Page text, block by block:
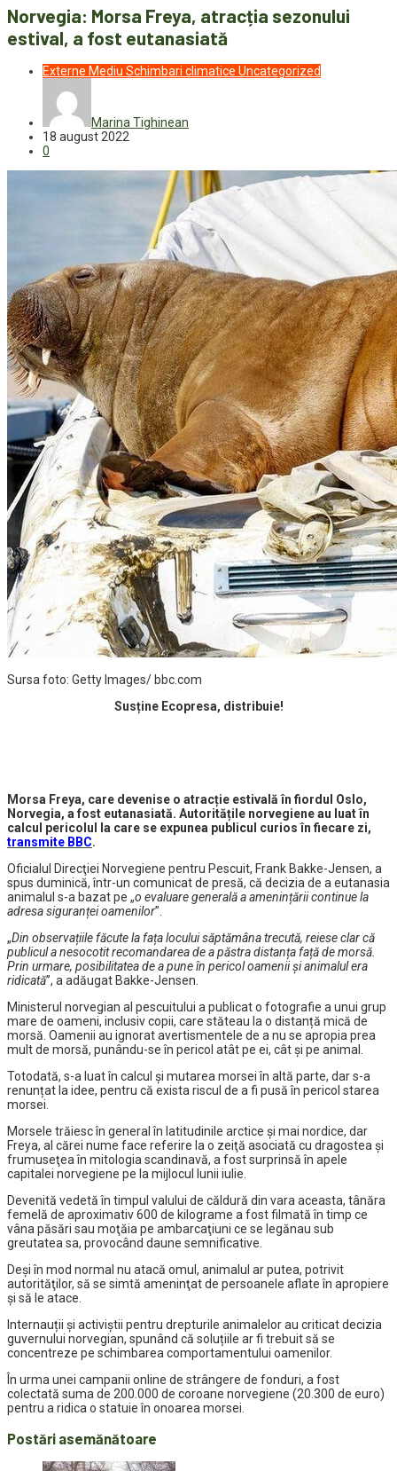
Norvegia: Morsa Freya, atracția sezonului
estival, a fost eutanasiată
Externe Mediu Schimbari climatice Uncategorized
Marina Tighinean
18 august 2022
0
Sursa foto: Getty Images/ bbc.com
Susține Ecopresa, distribuie!
Morsa Freya, care devenise o atracție estivală în fiordul Oslo,
Norvegia, a fost eutanasiată. Autoritățile norvegiene au luat în
calcul pericolul la care se expunea publicul curios în fiecare zi,
transmite BBC.
Oficialul Direcţiei Norvegiene pentru Pescuit, Frank Bakke-Jensen, a
spus duminică, într-un comunicat de presă, că decizia de a eutanasia
animalul s-a bazat pe „o evaluare generală a amenințării continue la
adresa siguranței oamenilor”.
„Din observațiile făcute la fața locului săptămâna trecută, reiese clar că
publicul a nesocotit recomandarea de a păstra distanța față de morsă.
Prin urmare, posibilitatea de a pune în pericol oamenii și animalul era
ridicată”, a adăugat Bakke-Jensen.
Ministerul norvegian al pescuitului a publicat o fotografie a unui grup
mare de oameni, inclusiv copii, care stăteau la o distanță mică de
morsă. Oamenii au ignorat avertismentele de a nu se apropia prea
mult de morsă, punându-se în pericol atât pe ei, cât și pe animal.
Totodată, s-a luat în calcul și mutarea morsei în altă parte, dar s-a
renunțat la idee, pentru că exista riscul de a fi pusă în pericol starea
morsei.
Morsele trăiesc în general în latitudinile arctice şi mai nordice, dar
Freya, al cărei nume face referire la o zeiţă asociată cu dragostea şi
frumuseţea în mitologia scandinavă, a fost surprinsă în apele
capitalei norvegiene pe la mijlocul lunii iulie.
Devenită vedetă în timpul valului de căldură din vara aceasta, tânăra
femelă de aproximativ 600 de kilograme a fost filmată în timp ce
vâna păsări sau moţăia pe ambarcaţiuni ce se legănau sub
greutatea sa, provocând daune semnificative.
Deşi în mod normal nu atacă omul, animalul ar putea, potrivit
autorităţilor, să se simtă ameninţat de persoanele aflate în apropiere
şi să le atace.
Internauții și activiștii pentru drepturile animalelor au criticat decizia
guvernului norvegian, spunând că soluțiile ar fi trebuit să se
concentreze pe schimbarea comportamentului oamenilor.
În urma unei campanii online de strângere de fonduri, a fost
colectată suma de 200.000 de coroane norvegiene (20.300 de euro)
pentru a ridica o statuie în onoarea morsei.
Postări asemănătoare